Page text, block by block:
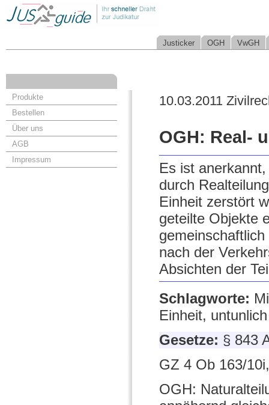
Justicker OGH VwGH
Produkte
Bestellen
Über uns
AGB
Impressum
10.03.2011
OGH: Real-
Es ist
durch
Einheit zerstört
geteilte Objekte
nach der
Absichten der
Schlagworte:
Einheit, untunlich
Gesetze: § 843
GZ 4 Ob 163/
OGH: